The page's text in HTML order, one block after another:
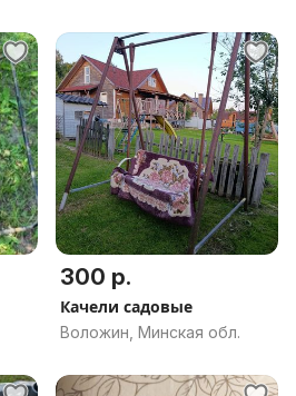
300 р.
Качели садовые
Воложин, Минская обл.